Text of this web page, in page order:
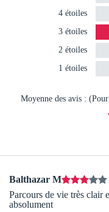
4 étoiles
3 étoiles
2 étoiles
1 étoiles
Moyenne des avis :
Balthazar M
Parcours de vie très clair
absolument